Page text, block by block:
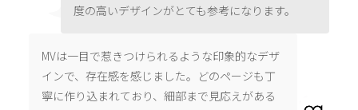
度の高いデザインがとても参考になります。
MVは一目で惹きつけられるような印象的なデザ
インで、存在感を感じました。どのページも丁
寧に作り込まれており、細部まで見応えがある